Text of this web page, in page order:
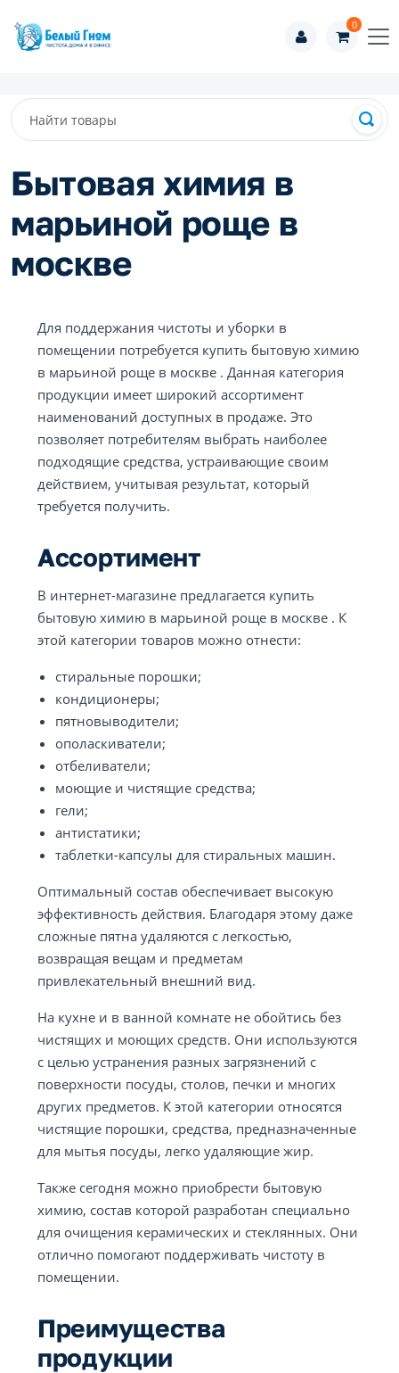
0
Бытовая химия в
марьиной роще в
москве
Для поддержания чистоты и уборки в
помещении потребуется купить бытовую химию
в марьиной роще в москве . Данная категория
продукции имеет широкий ассортимент
наименований доступных в продаже. Это
позволяет потребителям выбрать наиболее
подходящие средства, устраивающие своим
действием, учитывая результат, который
требуется получить.
Ассортимент
В интернет-магазине предлагается купить
бытовую химию в марьиной роще в москве . К
этой категории товаров можно отнести:
стиральные порошки;
кондиционеры;
пятновыводители;
ополаскиватели;
отбеливатели;
моющие и чистящие средства;
гели;
антистатики;
таблетки-капсулы для стиральных машин.
Оптимальный состав обеспечивает высокую
эффективность действия. Благодаря этому даже
сложные пятна удаляются с легкостью,
возвращая вещам и предметам
привлекательный внешний вид.
На кухне и в ванной комнате не обойтись без
чистящих и моющих средств. Они используются
с целью устранения разных загрязнений с
поверхности посуды, столов, печки и многих
других предметов. К этой категории относятся
чистящие порошки, средства, предназначенные
для мытья посуды, легко удаляющие жир.
Также сегодня можно приобрести бытовую
химию, состав которой разработан специально
для очищения керамических и стеклянных. Они
отлично помогают поддерживать чистоту в
помещении.
Преимущества
продукции